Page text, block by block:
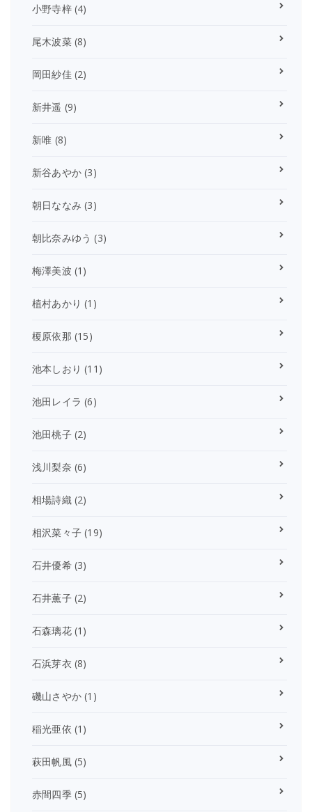
小野寺梓(4)
尾木波菜(8)
岡田紗佳(2)
新井遥 (9)
新唯 (8)
新谷あやか (3)
朝日ななみ (3)
朝比奈みゆう (3)
梅澤美波 (1)
植村あかり (1)
榎原依那 (15)
池本しおり (11)
池田レイラ (6)
池田桃子(2)
浅川梨奈 (6)
相場詩織 (2)
相沢菜々子 (19)
石井優希(3)
石井薫子(2)
石森璃花(1)
石浜芽衣 (8)
磯山さやか (1)
稲光亜依 (1)
萩田帆風(5)
赤間四季(5)